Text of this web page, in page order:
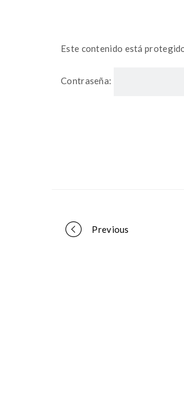
Este contenido está
Contraseña:
Portfolio
Previous